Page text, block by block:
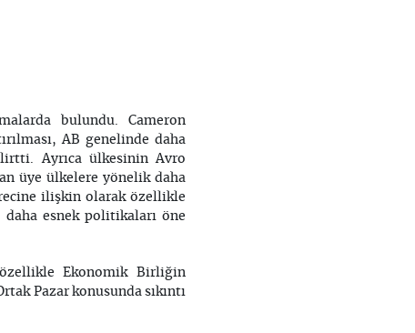
bulundu. Cameron
AB genelinde daha
Ayrıca ülkesinin Avro
üye ülkelere yönelik daha
ilişkin olarak özellikle
daha esnek politikaları öne
özellikle Ekonomik Birliğin
Pazar konusunda sıkıntı